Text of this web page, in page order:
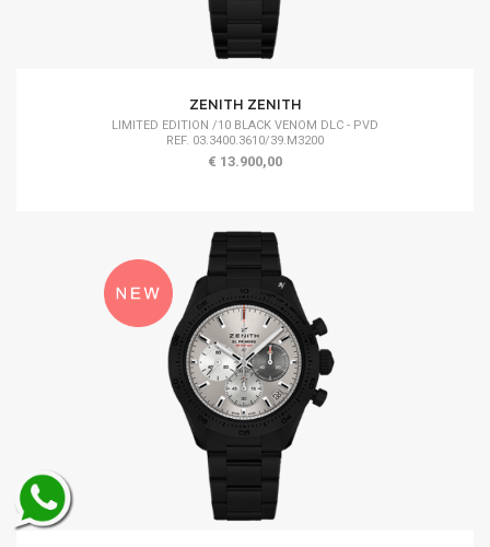
ZENITH ZENITH
LIMITED EDITION /10 BLACK VENOM DLC - PVD
REF. 03.3400.3610/39.M3200
€ 13.900,00